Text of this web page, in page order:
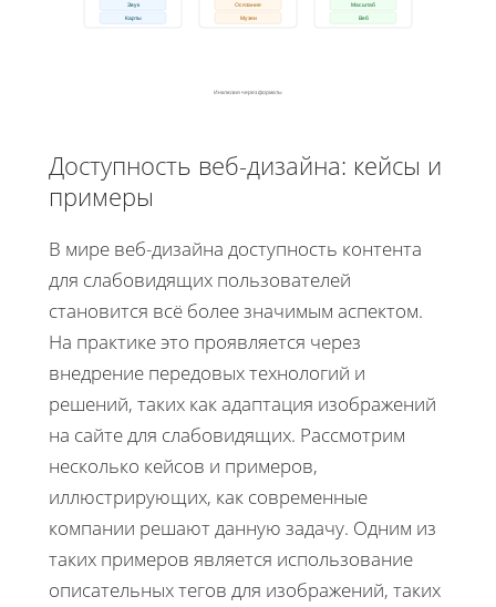
Звук
Карты
Осязание
Музеи
Масштаб
Веб
Инклюзия через форматы
Доступность веб-дизайна: кейсы и
примеры
В мире веб-дизайна доступность контента
для слабовидящих пользователей
становится всё более значимым аспектом.
На практике это проявляется через
внедрение передовых технологий и
решений, таких как адаптация изображений
на сайте для слабовидящих. Рассмотрим
несколько кейсов и примеров,
иллюстрирующих, как современные
компании решают данную задачу. Одним из
таких примеров является использование
описательных тегов для изображений, таких